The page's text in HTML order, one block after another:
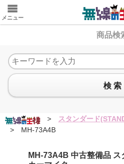
メニュー
商品検
検 索
> スタンダード
>
MH-73A4B
MH-73A4B 中古整備品